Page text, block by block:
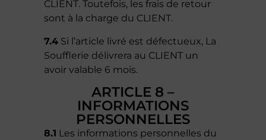
CLIENT. Toutefois, les frais de retour
sont à la charge du CLIENT.
7.4 Si l’article livré est défectueux, La
Soufflerie délivrera au CLIENT un
avoir valable 6 mois.
ARTICLE 8 –
INFORMATIONS
PERSONNELLES
8.1 Les informations personnelles du